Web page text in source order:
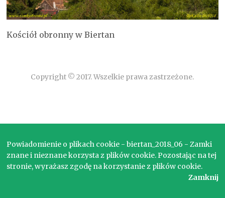
Kościół obronny w Biertan
Copyright © 2017. Wszelkie prawa zastrzeżone.
Powiadomienie o plikach cookie - biertan_2018_06 - Zamki
znane i nieznane korzysta z plików cookie. Pozostając na tej
stronie, wyrażasz zgodę na korzystanie z plików cookie.
Zamknij